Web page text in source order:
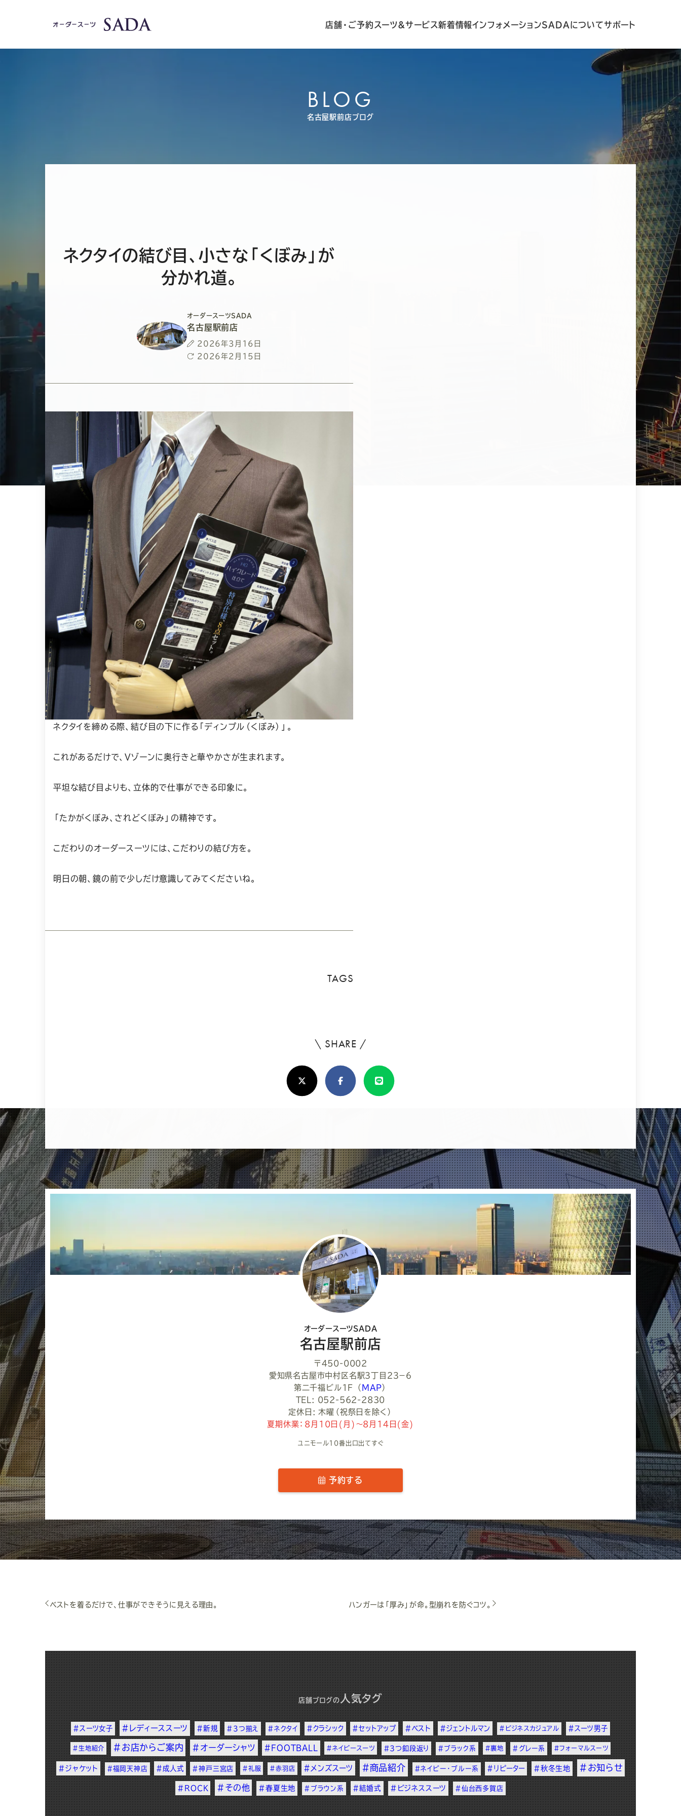
店舗・ご予約 スーツ&サービス新着情報インフォメーションSADAについてサポート
BLOG
名古屋駅前店ブログ
ネクタイの結び目、小さな「くぼみ」が
分かれ道。
オーダースーツSADA
名古屋駅前店
投
稿
2026年3月16日
最
更
2026年2月15日
ネクタイを締める際、結び目の下に作る「ディンプル（くぼみ）」。
これがあるだけで、Vゾーンに奥行きと華やかさが生まれます。
平坦な結び目よりも、立体的で仕事ができる印象に。
「たかがくぼみ、されどくぼみ」の精神です。
こだわりのオーダースーツには、こだわりの結び方を。
明日の朝、鏡の前で少しだけ意識してみてくださいね。
TAGS
\ SHARE /
ろ
し
け
シ
ェ
ア
く
だ
さ
い
X(Twitter)FacebookLine
オーダースーツSADA
名古屋駅前店
〒450-0002
愛知県名古屋市中村区名駅３丁目２３−６
第二千福ビル1F
（ MAP）
TEL: 052-562-2830
定休日: 木曜（祝祭日を除く）
夏期休業：8月10日(月)～8月14日(金)
ユニモール10番出口出てすぐ
予約する
ベストを着るだけで、仕事ができそうに見える理由。 ハンガーは「厚み」が命。型崩れを防ぐコツ。
店舗ブログの 人気タグ
#スーツ女子 #レディーススーツ #新規 #3つ揃え #ネクタイ #クラシック #セットアップ #ベスト #ジェントルマン #ビジネスカジュアル #スーツ男子
#生地紹介 #お店からご案内 #オーダーシャツ #FOOTBALL #ネイビースーツ #3つ釦段返り #ブラック系 #裏地 #グレー系 #フォーマルスーツ
#ジャケット #福岡天神店 #成人式 #神戸三宮店 #礼服 #赤羽店 #メンズスーツ #商品紹介 #ネイビー・ブルー系 #リピーター #秋冬生地 #お知らせ
#ROCK #その他 #春夏生地 #ブラウン系 #結婚式 #ビジネススーツ #仙台西多賀店